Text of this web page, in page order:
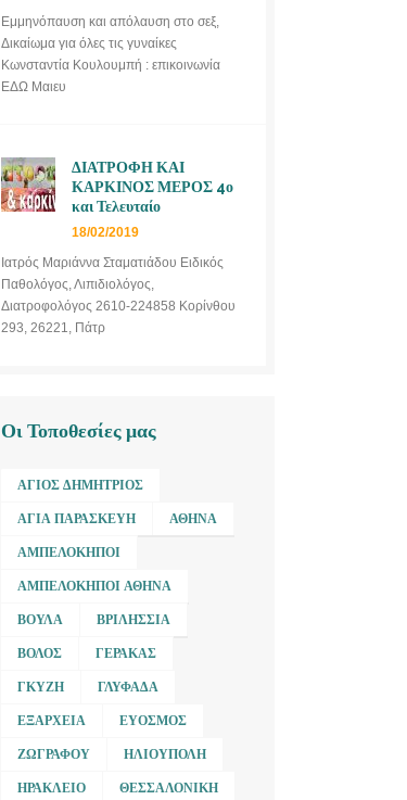
Εμμηνόπαυση και απόλαυση στο σεξ,
Δικαίωμα για όλες τις γυναίκες
Κωνσταντία Κουλουμπή : επικοινωνία
ΕΔΩ Μαιευ
ΔΙΑΤΡΟΦΗ ΚΑΙ
ΚΑΡΚΙΝΟΣ ΜΕΡΟΣ 4ο
και Τελευταίο
18/02/2019
Ιατρός Μαριάννα Σταματιάδου Ειδικός
Παθολόγος, Λιπιδιολόγος,
Διατροφολόγος 2610-224858 Κορίνθου
293, 26221, Πάτρ
Οι Τοποθεσίες μας
ΆΓΙΟΣ ΔΗΜΉΤΡΙΟΣ
ΑΓΊΑ ΠΑΡΑΣΚΕΥΉ ΑΘΉΝΑ
ΑΜΠΕΛΌΚΗΠΟΙ
ΑΜΠΕΛΌΚΗΠΟΙ ΑΘΉΝΑ
ΒΟΎΛΑ ΒΡΙΛΉΣΣΙΑ
ΒΌΛΟΣ ΓΈΡΑΚΑΣ
ΓΚΎΖΗ ΓΛΥΦΆΔΑ
ΕΞΆΡΧΕΙΑ ΕΎΟΣΜΟΣ
ΖΩΓΡΆΦΟΥ ΗΛΙΟΎΠΟΛΗ
ΗΡΆΚΛΕΙΟ ΘΕΣΣΑΛΟΝΊΚΗ